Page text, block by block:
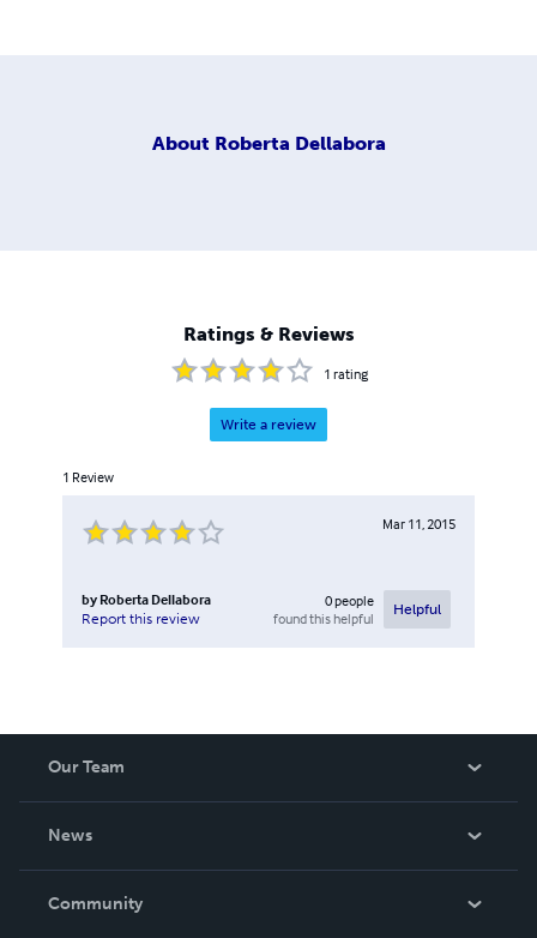
About Roberta Dellabora
Ratings & Reviews
1 rating
Write a review
1 Review
Mar 11, 2015
by Roberta Dellabora
Report this review
0people
found this helpful
Helpful
Our Team
News
In The News
Community